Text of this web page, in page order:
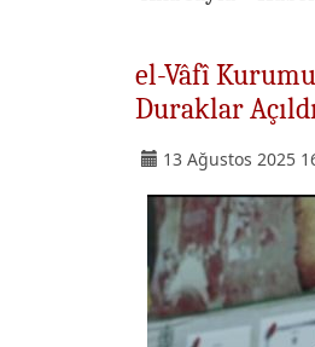
el-Vâfî
Duraklar
13 Ağustos 2025